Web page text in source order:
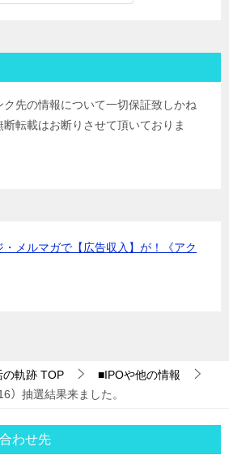
先の情報について一切保証致しかね
断転載はお断りさせて頂いておりま
メルマガで【広告収入】が！《アク
の軌跡 TOP
■IPOや他の情報
）抽選結果来ました。
わせ先